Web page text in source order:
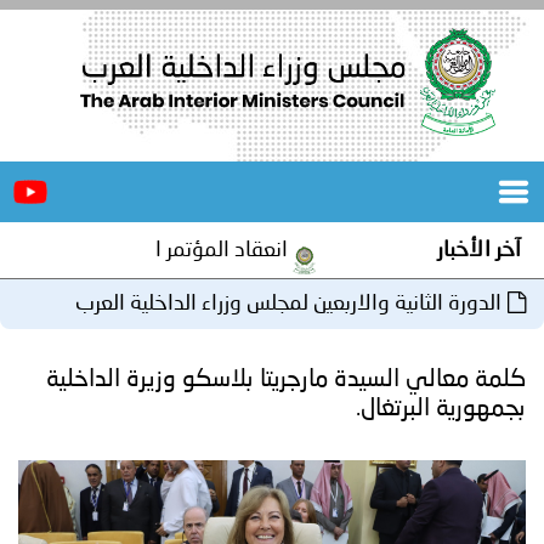
الرئيسية
المجلس
مؤتمرات
اجتماعات
برامج
انعقاد المؤتمر العربي الثاني عشر للمسؤولين عن الأمن
والاربعين لمجلس وزراء الداخلية العرب
مارجريتا بلاسكو وزيرة الداخلية